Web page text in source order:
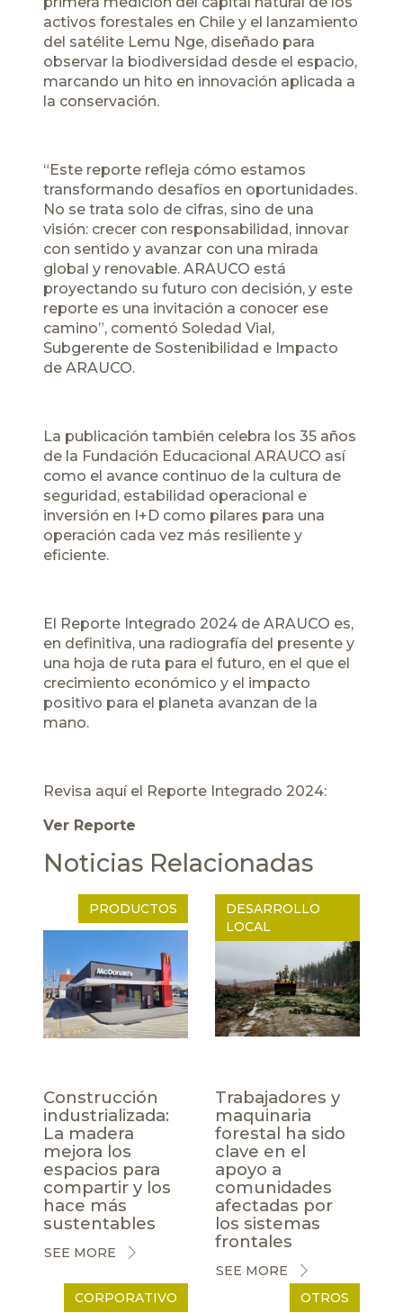
activos forestales en Chile y el lanzamiento
del satélite Lemu Nge, diseñado para
observar la biodiversidad desde el espacio,
marcando un hito en innovación aplicada a
la conservación.
“Este reporte refleja cómo estamos
transformando desafíos en oportunidades.
No se trata solo de cifras, sino de una
visión: crecer con responsabilidad, innovar
con sentido y avanzar con una mirada
global y renovable. ARAUCO está
proyectando su futuro con decisión, y este
reporte es una invitación a conocer ese
camino”, comentó Soledad Vial,
Subgerente de Sostenibilidad e Impacto
de ARAUCO.
La publicación también celebra los 35 años
de la Fundación Educacional ARAUCO así
como el avance continuo de la cultura de
seguridad, estabilidad operacional e
inversión en I+D como pilares para una
operación cada vez más resiliente y
eficiente.
El Reporte Integrado 2024 de ARAUCO es,
en definitiva, una radiografía del presente y
una hoja de ruta para el futuro, en el que el
crecimiento económico y el impacto
positivo para el planeta avanzan de la
mano.
Revisa aquí el Reporte Integrado 2024:
Ver Reporte
Noticias Relacionadas
PRODUCTOS
Construcción
industrializada:
La madera
mejora los
espacios para
compartir y los
hace más
sustentables
SEE MORE
DESARROLLO
LOCAL
Trabajadores y
maquinaria
forestal ha sido
clave en el
apoyo a
comunidades
afectadas por
los sistemas
frontales
SEE MORE
CORPORATIVO
OTROS